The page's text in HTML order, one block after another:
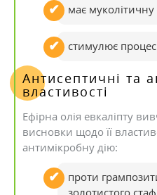
має муколітичну
стимулює
Антисептичні та
властивості
Ефірна олія евкаліпту
висновки щодо її
антимікробну дію:
проти